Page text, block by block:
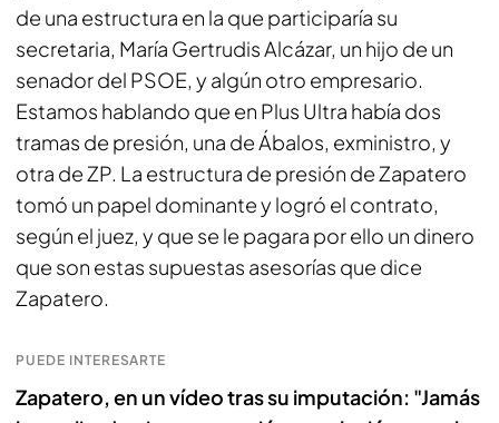
de una estructura en la que participaría su
secretaria, María Gertrudis Alcázar, un hijo de un
senador del PSOE, y algún otro empresario.
Estamos hablando que en Plus Ultra había dos
tramas de presión, una de Ábalos, exministro, y
otra de ZP. La estructura de presión de Zapatero
tomó un papel dominante y logró el contrato,
según el juez, y que se le pagara por ello un dinero
que son estas supuestas asesorías que dice
Zapatero.
PUEDE INTERESARTE
Zapatero, en un vídeo tras su imputación: "Jamás